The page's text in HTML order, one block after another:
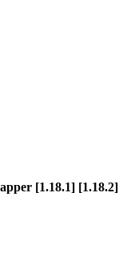
[1.18.1] [1.18.2]